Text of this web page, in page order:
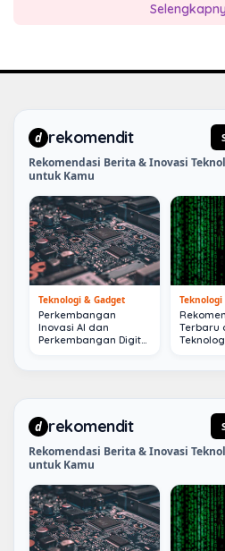
d rekomendit
Rekomendasi Berita & Inovasi
untuk Kamu
Teknologi & Gadget
Perkembangan
Inovasi AI dan
Perkembangan Digital
Terbaru
d rekomendit
Rekomendasi Berita & Inovasi
untuk Kamu